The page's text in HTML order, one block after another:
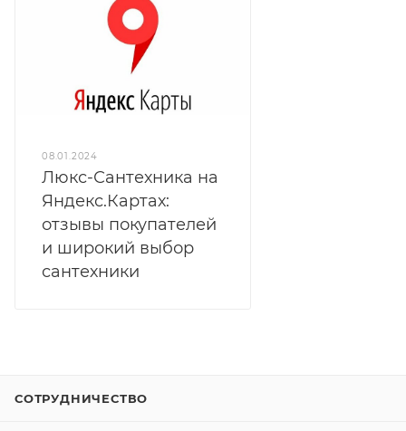
08.01.2024
Люкс-Сантехника на
Яндекс.Картах:
отзывы покупателей
и широкий выбор
сантехники
СОТРУДНИЧЕСТВО